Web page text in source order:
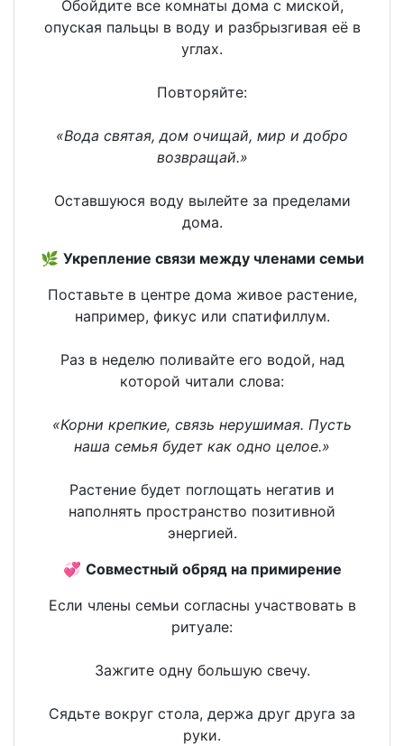
Обойдите все комнаты дома с миской,
опуская пальцы в воду и разбрызгивая её в
углах.
Повторяйте:
«Вода святая, дом очищай, мир и добро
возвращай.»
Оставшуюся воду вылейте за пределами
дома.
🌿 Укрепление связи между членами семьи
Поставьте в центре дома живое растение,
например, фикус или спатифиллум.
Раз в неделю поливайте его водой, над
которой читали слова:
«Корни крепкие, связь нерушимая. Пусть
наша семья будет как одно целое.»
Растение будет поглощать негатив и
наполнять пространство позитивной
энергией.
💞 Совместный обряд на примирение
Если члены семьи согласны участвовать в
ритуале:
Зажгите одну большую свечу.
Сядьте вокруг стола, держа друг друга за
руки.